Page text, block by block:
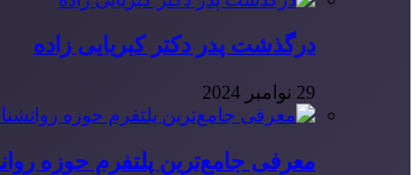
درگذشت پدر دکتر کبریایی زاده
29 نوامبر 2024
معرفی جامع‌ترین پلتفرم حوزه